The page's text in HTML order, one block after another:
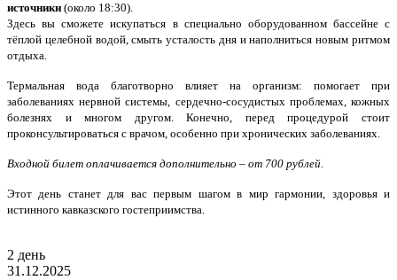
источники (около 18:30).
Здесь вы сможете искупаться в специально оборудованном бассейне с
тёплой целебной водой, смыть усталость дня и наполниться новым ритмом
отдыха.
Термальная вода благотворно влияет на организм: помогает при
заболеваниях нервной системы, сердечно-сосудистых проблемах, кожных
болезнях и многом другом. Конечно, перед процедурой стоит
проконсультироваться с врачом, особенно при хронических заболеваниях.
Входной билет оплачивается дополнительно – от 700 рублей.
Этот день станет для вас первым шагом в мир гармонии, здоровья и
истинного кавказского гостеприимства.
2 день
31.12.2025